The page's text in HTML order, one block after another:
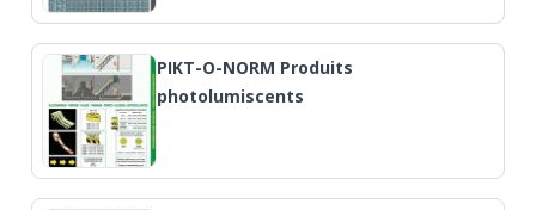
PIKT-O-NORM Produits
photolumiscents